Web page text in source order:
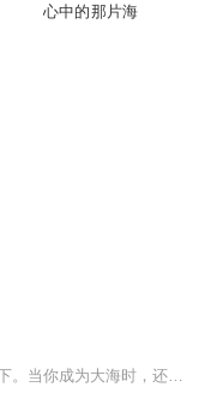
心中的那片海